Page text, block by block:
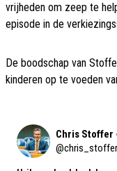
vrijheden om zeep te
episode in de
De boodschap van
kinderen op te voeden
Chris Stoffer
@chris_stoffer